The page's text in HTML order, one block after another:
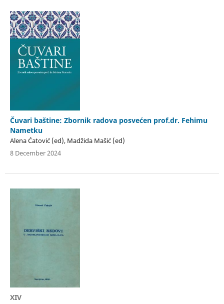
Čuvari baštine: Zbornik radova posvećen prof.dr. Fehimu
Nametku
Alena Ćatović (ed), Madžida Mašić (ed)
8 December 2024
XIV